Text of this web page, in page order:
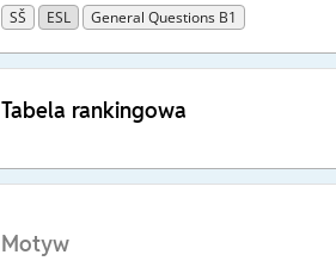
SŠ ESL General Questions B1
Tabela rankingowa
Motyw